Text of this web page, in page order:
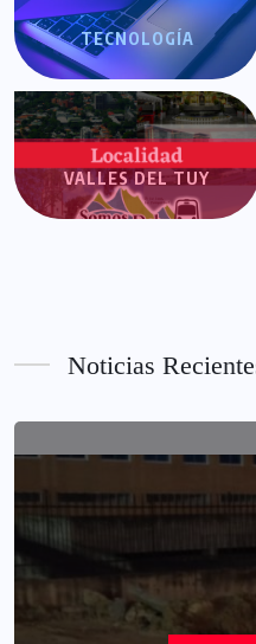
TECNOLOGÍA
VALLES DEL TUY
Noticias